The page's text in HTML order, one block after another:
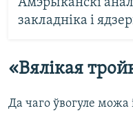
Амэрыканскі
закладніка і
«Вялікая
Да чаго ўвогуле можа